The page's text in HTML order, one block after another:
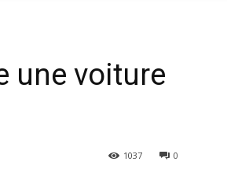
une voiture
0
1037